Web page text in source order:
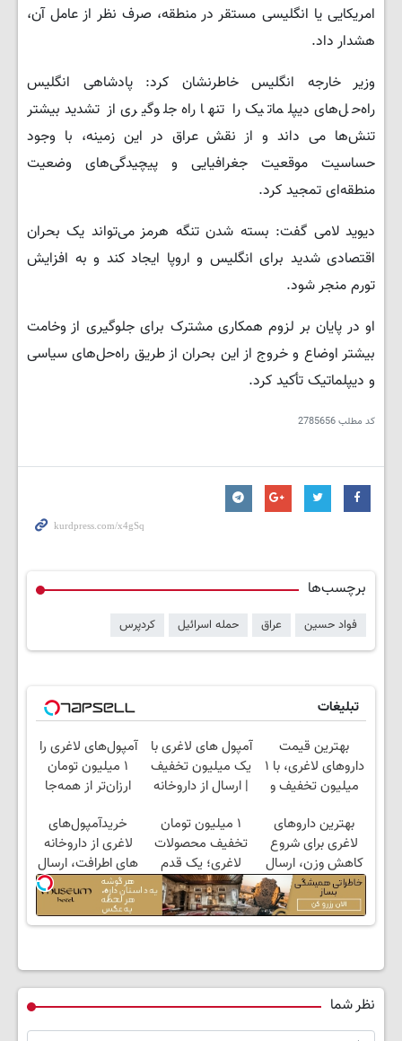
امریکایی یا انگلیسی مستقر در منطقه، صرف نظر از عامل آن،
هشدار داد.
وزیر خارجه انگلیس خاطرنشان کرد: پادشاهی انگلیس
راه‌حل‌های دیپلماتیک را تنها راه جلوگیری از تشدید بیشتر
تنش‌ها می داند و از نقش عراق در این زمینه، با وجود
حساسیت موقعیت جغرافیایی و پیچیدگی‌های وضعیت
منطقه‌ای تمجید کرد.
دیوید لامی گفت: بسته شدن تنگه هرمز می‌تواند یک بحران
اقتصادی شدید برای انگلیس و اروپا ایجاد کند و به افزایش
تورم منجر شود.
او در پایان بر لزوم همکاری مشترک برای جلوگیری از وخامت
بیشتر اوضاع و خروج از این بحران از طریق راه‌حل‌های سیاسی
و دیپلماتیک تأکید کرد.
کد مطلب2785656
برچسب‌ها
فواد حسین عراق حمله اسرائیل کردپرس
تبلیغات
بهترین قیمت
داروهای لاغری، با ۱
میلیون تخفیف و
آمپول های لاغری با
یک میلیون تخفیف
| ارسال از داروخانه
آمپول‌های لاغری را
۱ میلیون تومان
ارزان‌تر از همه‌جا
بهترین داروهای
لاغری برای شروع
کاهش وزن، ارسال
از داروخانه های
نزدیکت!
۱ میلیون تومان
تخفیف محصولات
لاغری؛ یک قدم
نزدیک‌تر به شروع
کاهش وزن
خریدآمپول‌های
لاغری از داروخانه
های اطرافت، ارسال
فوری همراه با پک
نظر شما